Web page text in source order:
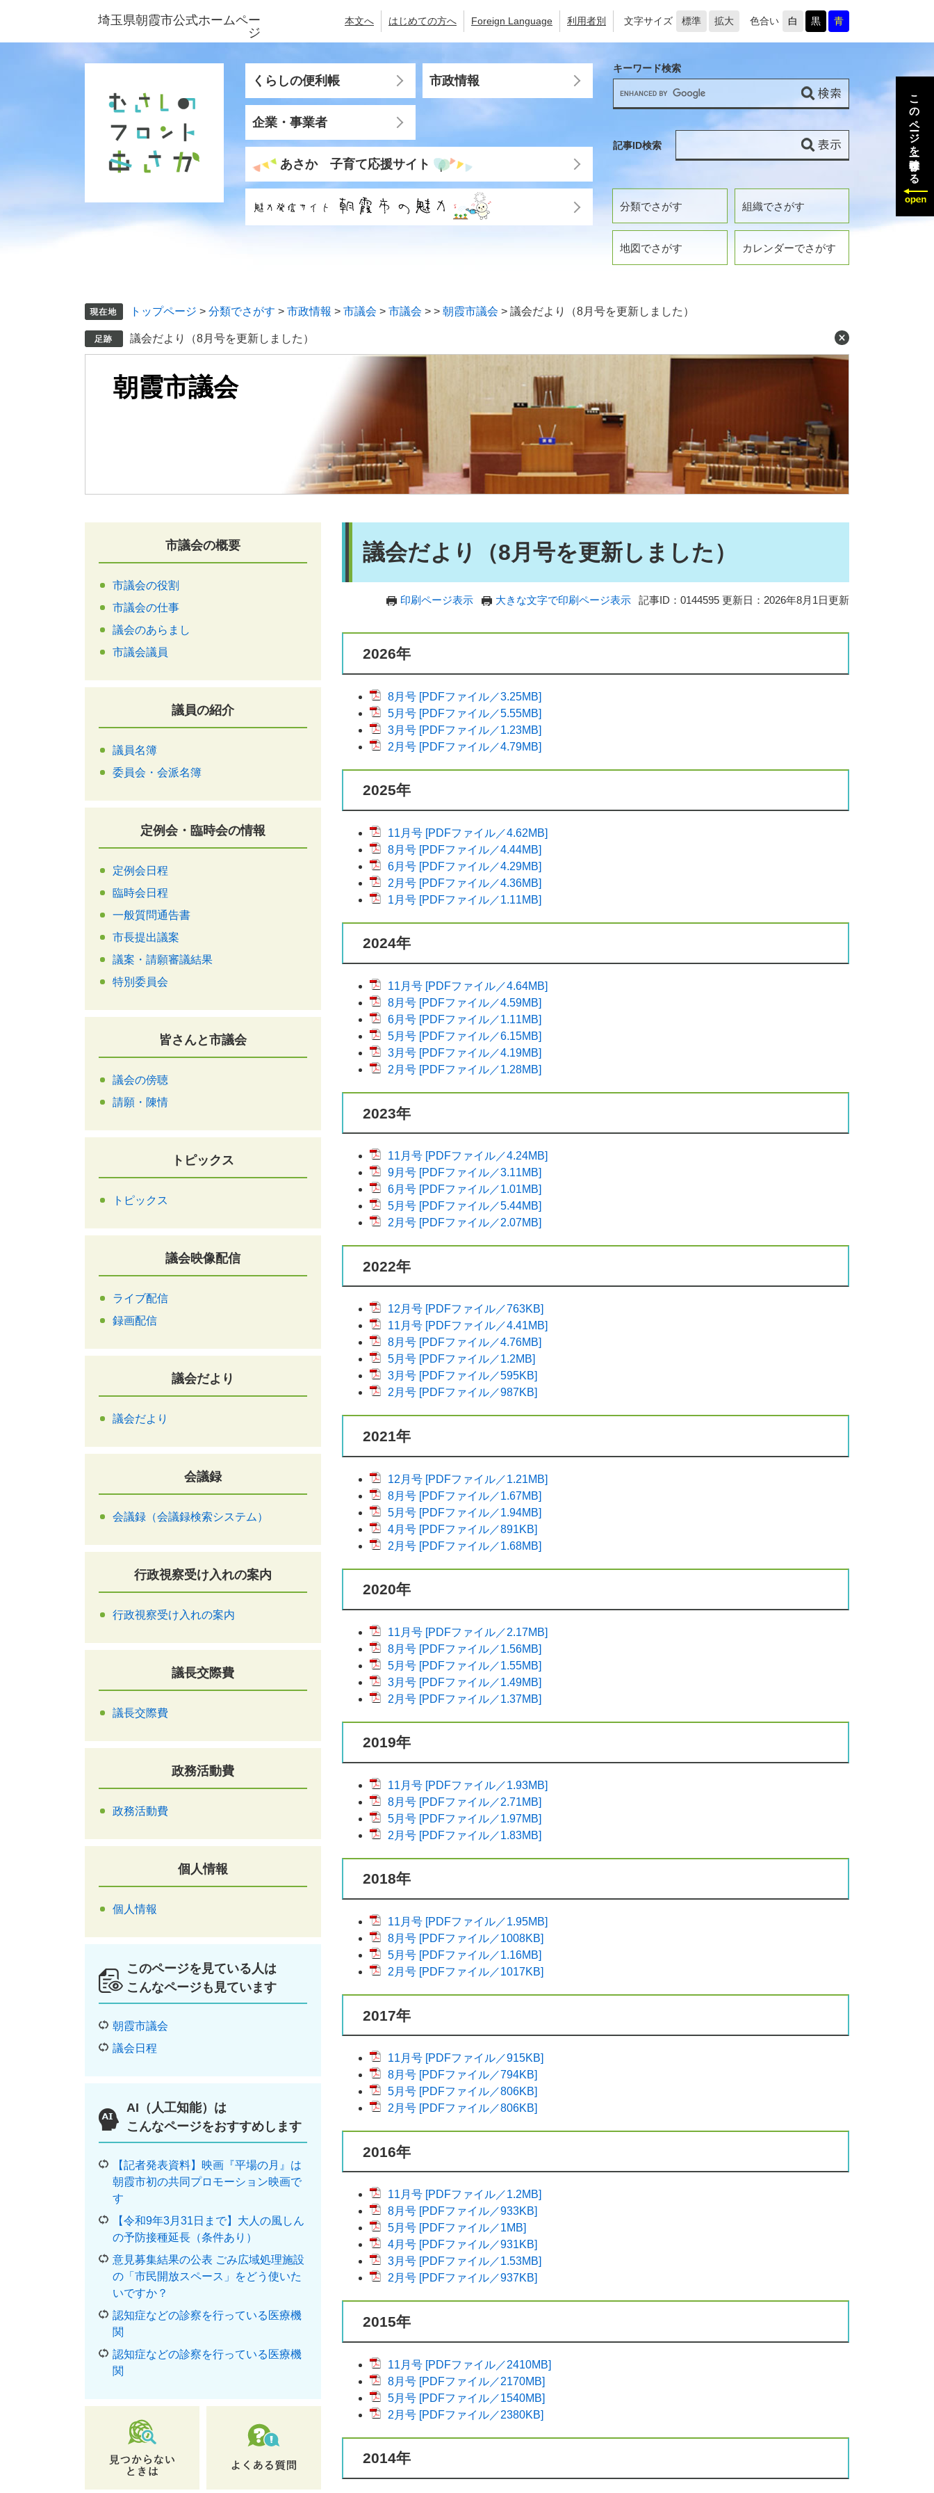
ジ
ュ
埼玉県朝霞市公式ホームペー
ジ
本文へ はじめての方へ Foreign Language 利用者別 文字サイズ 標準 拡大 色合い 白 黒 青
くらしの便利帳 市政情報
企業・事業者
あさか 子育て応援サイト
分類でさがす 組織でさがす
地図でさがす カレンダーでさがす
キーワード検索
記事ID検索
トップページ > 分類でさがす > 市政情報 > 市議会 > 市議会 > > 朝霞市議会 > 議会だより（8月号を更新しました）
議会だより（8月号を更新しました）
朝霞市議会
市議会の概要
市議会の役割
市議会の仕事
議会のあらまし
市議会議員
議員の紹介
議員名簿
委員会・会派名簿
定例会・臨時会の情報
定例会日程
臨時会日程
一般質問通告書
市長提出議案
議案・請願審議結果
特別委員会
皆さんと市議会
議会の傍聴
請願・陳情
トピックス
トピックス
議会映像配信
ライブ配信
録画配信
議会だより
議会だより
会議録
会議録（会議録検索システム）
行政視察受け入れの案内
行政視察受け入れの案内
議長交際費
議長交際費
政務活動費
政務活動費
個人情報
個人情報
このページを見ている人は
こんなページも見ています
朝霞市議会
議会日程
AI（人工知能）は
こんなページをおすすめします
【記者発表資料】映画『平場の月』は
朝霞市初の共同プロモーション映画で
す
【令和9年3月31日まで】大人の風しん
の予防接種延長（条件あり）
意見募集結果の公表 ごみ広域処理施設
の「市民開放スペース」をどう使いた
いですか？
認知症などの診察を行っている医療機
関
認知症などの診察を行っている医療機
関
議会だより（8月号を更新しました）
印刷ページ表示 大きな文字で印刷ページ表示 記事ID：0144595 更新日：2026年8月1日更新
2026年
8月号 [PDFファイル／3.25MB]
5月号 [PDFファイル／5.55MB]
3月号 [PDFファイル／1.23MB]
2月号 [PDFファイル／4.79MB]
2025年
11月号 [PDFファイル／4.62MB]
8月号 [PDFファイル／4.44MB]
6月号 [PDFファイル／4.29MB]
2月号 [PDFファイル／4.36MB]
1月号 [PDFファイル／1.11MB]
2024年
11月号 [PDFファイル／4.64MB]
8月号 [PDFファイル／4.59MB]
6月号 [PDFファイル／1.11MB]
5月号 [PDFファイル／6.15MB]
3月号 [PDFファイル／4.19MB]
2月号 [PDFファイル／1.28MB]
2023年
11月号 [PDFファイル／4.24MB]
9月号 [PDFファイル／3.11MB]
6月号 [PDFファイル／1.01MB]
5月号 [PDFファイル／5.44MB]
2月号 [PDFファイル／2.07MB]
2022年
12月号 [PDFファイル／763KB]
11月号 [PDFファイル／4.41MB]
8月号 [PDFファイル／4.76MB]
5月号 [PDFファイル／1.2MB]
3月号 [PDFファイル／595KB]
2月号 [PDFファイル／987KB]
2021年
12月号 [PDFファイル／1.21MB]
8月号 [PDFファイル／1.67MB]
5月号 [PDFファイル／1.94MB]
4月号 [PDFファイル／891KB]
2月号 [PDFファイル／1.68MB]
2020年
11月号 [PDFファイル／2.17MB]
8月号 [PDFファイル／1.56MB]
5月号 [PDFファイル／1.55MB]
3月号 [PDFファイル／1.49MB]
2月号 [PDFファイル／1.37MB]
2019年
11月号 [PDFファイル／1.93MB]
8月号 [PDFファイル／2.71MB]
5月号 [PDFファイル／1.97MB]
2月号 [PDFファイル／1.83MB]
2018年
11月号 [PDFファイル／1.95MB]
8月号 [PDFファイル／1008KB]
5月号 [PDFファイル／1.16MB]
2月号 [PDFファイル／1017KB]
2017年
11月号 [PDFファイル／915KB]
8月号 [PDFファイル／794KB]
5月号 [PDFファイル／806KB]
2月号 [PDFファイル／806KB]
2016年
11月号 [PDFファイル／1.2MB]
8月号 [PDFファイル／933KB]
5月号 [PDFファイル／1MB]
4月号 [PDFファイル／931KB]
3月号 [PDFファイル／1.53MB]
2月号 [PDFファイル／937KB]
2015年
11月号 [PDFファイル／2410MB]
8月号 [PDFファイル／2170MB]
5月号 [PDFファイル／1540MB]
2月号 [PDFファイル／2380KB]
2014年
このページを一時保存する